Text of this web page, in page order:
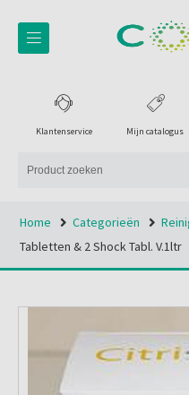
Mijn catalogus
Klantenservice
Home Categorieën
Tabletten & 2 Shock Tabl. V.1ltr